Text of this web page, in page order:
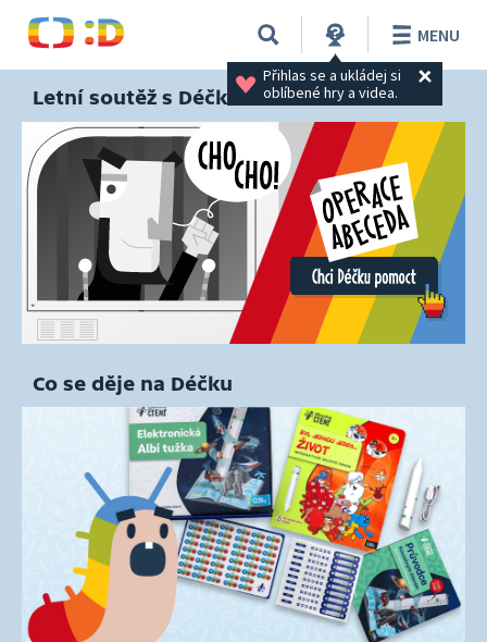
Přihlas se a ukládej si
oblíbené hry a videa.
MENU
Letní soutěž s Déčkem
Co se děje na Déčku